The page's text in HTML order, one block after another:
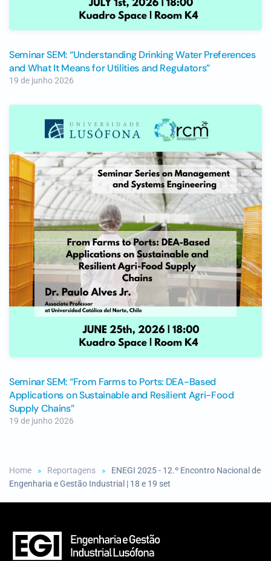
Seminar SEM: “Understanding Drinking Water Preferences
and What It Means for Utilities and Regulators”
19 de junho 2026
Seminar SEM: “From Farms to Ports: DEA-Based
Applications on Sustainable and Resilient Agri-Food
Supply Chains”
19 de junho 2026
Home Reportagens
ENEGI 2025 - 12.º Encontro Nacional de
Engenharia e Gestão Industrial | 18 e 19 set